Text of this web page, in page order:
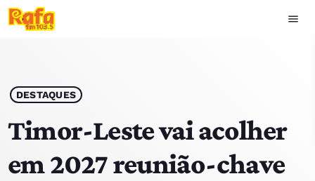
menu
play_arrow OUVIR RAFA
HOME
DESTAQUES
Timor-Leste vai acolher
em 2027 reunião-chave